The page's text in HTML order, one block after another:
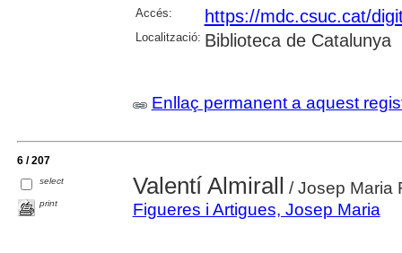
Accés: https://mdc.csuc.cat/
Localització: Biblioteca de Catalunya
Enllaç permanent a aquest
6 / 207
select
print
Valentí Almirall / Josep Maria
Figueres i Artigues, Josep Maria